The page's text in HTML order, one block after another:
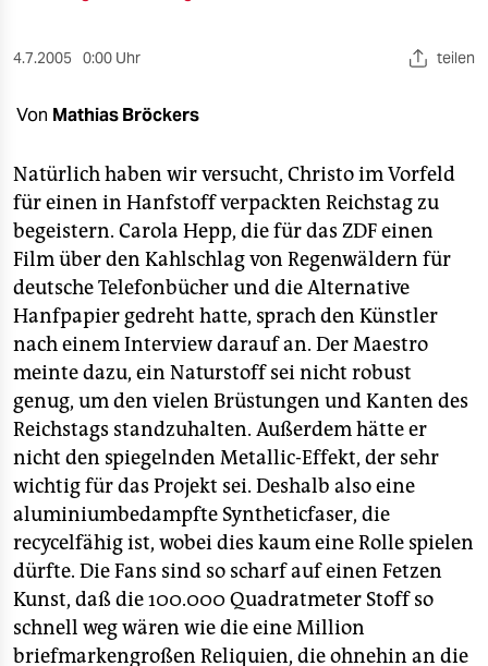
sport
berlin
nord
wahrheit
verlag
verlag
veranstaltungen
shop
fragen & hilfe
unterstützen
abo
genossenschaft
4.7.2005 0:00 Uhr teilen
Von Mathias Bröckers
Natürlich haben wir versucht, Christo im Vorfeld
für einen in Hanfstoff verpackten Reichstag zu
begeistern. Carola Hepp, die für das ZDF einen
Film über den Kahlschlag von Regenwäldern für
deutsche Telefonbücher und die Alternative
Hanfpapier gedreht hatte, sprach den Künstler
nach einem Interview darauf an. Der Maestro
meinte dazu, ein Naturstoff sei nicht robust
genug, um den vielen Brüstungen und Kanten des
Reichstags standzuhalten. Außerdem hätte er
nicht den spiegelnden Metallic-Effekt, der sehr
wichtig für das Projekt sei. Deshalb also eine
aluminiumbedampfte Syntheticfaser, die
recycelfähig ist, wobei dies kaum eine Rolle spielen
dürfte. Die Fans sind so scharf auf einen Fetzen
Kunst, daß die 100.000 Quadratmeter Stoff so
schnell weg wären wie die eine Million
briefmarkengroßen Reliquien, die ohnehin an die